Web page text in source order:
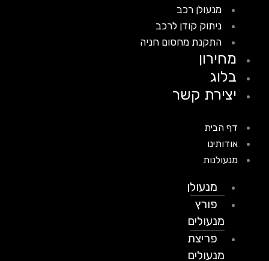
מנעולן רכב
ניתוק קודן לרכב
התקנת מחסום חניה
מחירון
בלוג
יצירת קשר
דף הבית
אודותינו
מנעולנות
מנעולן
פורץ
מנעולים
פריצת
מנעולים